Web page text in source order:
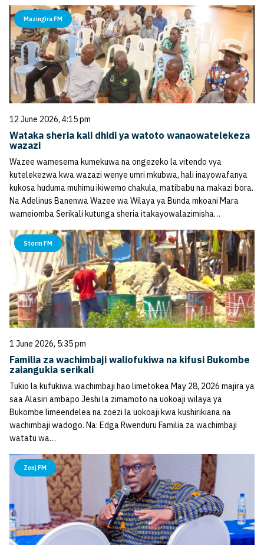
Mazingira FM
12 June 2026, 4:15 pm
Wataka sheria kali dhidi ya watoto wanaowatelekeza
wazazi
Wazee wamesema kumekuwa na ongezeko la vitendo vya
kutelekezwa kwa wazazi wenye umri mkubwa, hali inayowafanya
kukosa huduma muhimu ikiwemo chakula, matibabu na makazi bora.
Na Adelinus Banenwa Wazee wa Wilaya ya Bunda mkoani Mara
wameiomba Serikali kutunga sheria itakayowalazimisha…
Storm FM
1 June 2026, 5:35 pm
Familia za wachimbaji waliofukiwa na kifusi Bukombe
zaiangukia serikali
Tukio la kufukiwa wachimbaji hao limetokea May 28, 2026 majira ya
saa Alasiri ambapo Jeshi la zimamoto na uokoaji wilaya ya
Bukombe limeendelea na zoezi la uokoaji kwa kushirikiana na
wachimbaji wadogo. Na: Edga Rwenduru Familia za wachimbaji
watatu wa…
Zenj FM